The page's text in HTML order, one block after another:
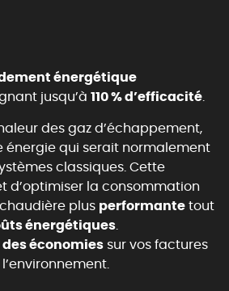
énergétique
jusqu’à 110 % d’efficacité
des gaz d’échappement,
énergie qui serait normalement
classiques. Cette
d’optimiser la consommation
plus performante tout
énergétiques
économies sur vos factures